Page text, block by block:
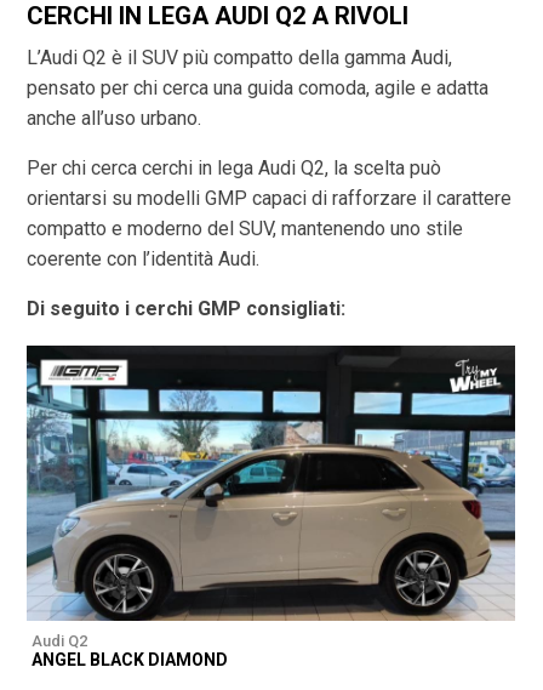
CERCHI IN LEGA AUDI Q2 A RIVOLI
L’Audi Q2 è il SUV più compatto della gamma Audi,
pensato per chi cerca una guida comoda, agile e adatta
anche all’uso urbano.
Per chi cerca cerchi in lega Audi Q2, la scelta può
orientarsi su modelli GMP capaci di rafforzare il carattere
compatto e moderno del SUV, mantenendo uno stile
coerente con l’identità Audi.
Di seguito i cerchi GMP consigliati:
Audi Q2
ANGEL BLACK DIAMOND